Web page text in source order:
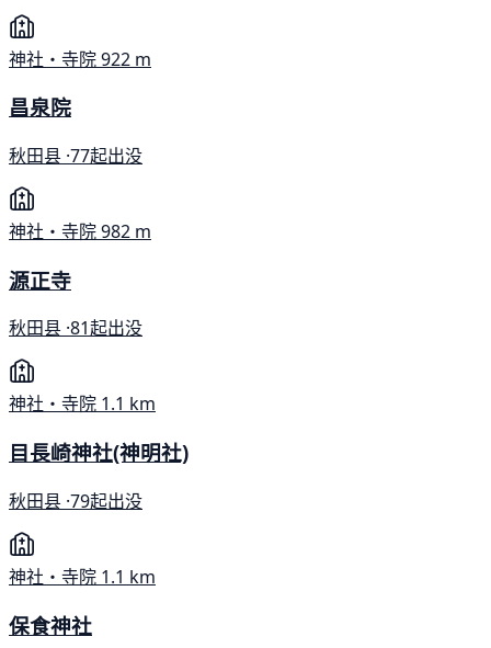
神社・寺院922 m
昌泉院
秋田县 ·77起出没
神社・寺院982 m
源正寺
秋田县 ·81起出没
神社・寺院 1.1 km
目長崎神社(神明社)
秋田县 ·79起出没
神社・寺院 1.1 km
保食神社